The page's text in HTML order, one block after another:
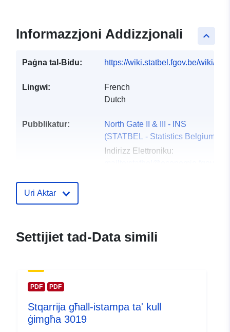
keyboard_arrow_up
Informazzjoni Addizzjonali
Paġna tal-Bidu: https://wiki.statbel.fgov.be/wiki/
Lingwi:
French
Dutch
Pubblikatur:
North Gate II & III - INS
(STATBEL - Statistics Belgium)
Indirizz Elettroniku:
Indirizz Elettroniku:
https://statbel.fgov.be/de
Uri Aktar
Settijiet tad-Data simili
PDF PDF
Stqarrija għall-istampa ta' kull
ġimgħa 3019